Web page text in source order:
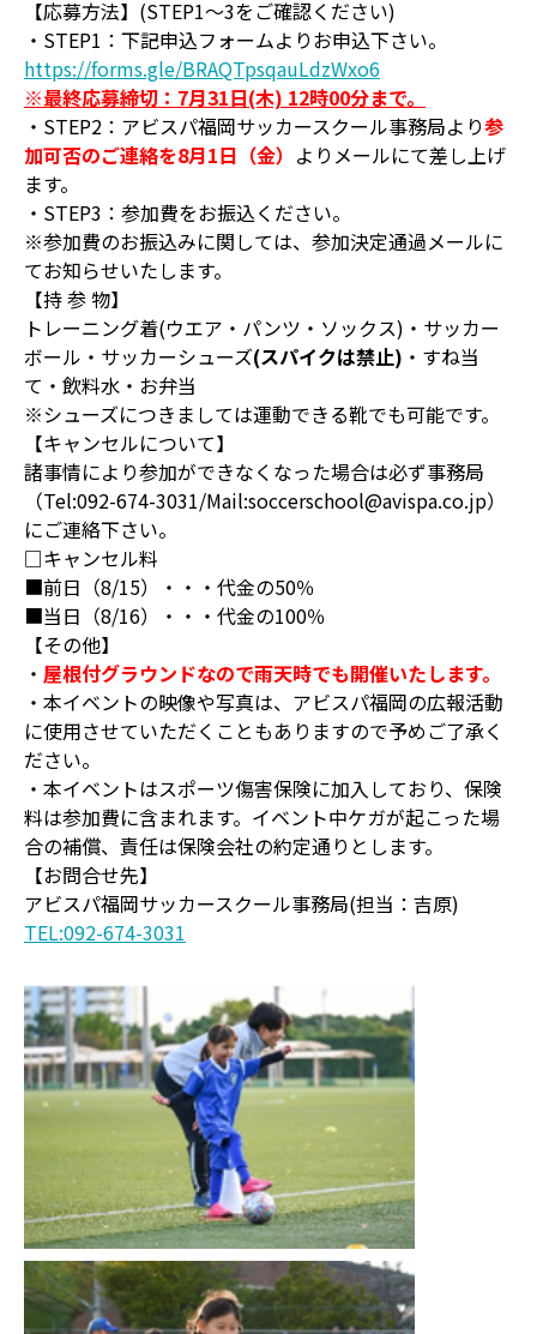
【応募方法】(STEP1～3をご確認ください)
・STEP1：下記申込フォームよりお申込下さい。
https://forms.gle/BRAQTpsqauLdzWxo6
※最終応募締切：7月31日(木) 12時00分まで。
・STEP2：アビスパ福岡サッカースクール事務局より参
加可否のご連絡を8月1日（金） よりメールにて差し上げ
ます。
・STEP3：参加費をお振込ください。
※参加費のお振込みに関しては、参加決定通過メールに
てお知らせいたします。
【持 参 物】
トレーニング着(ウエア・パンツ・ソックス)・サッカー
ボール・サッカーシューズ(スパイクは禁止) ・すね当
て・飲料水・お弁当
※シューズにつきましては運動できる靴でも可能です。
【キャンセルについて】
諸事情により参加ができなくなった場合は必ず事務局
（Tel:092-674-3031/Mail:soccerschool@avispa.co.jp）
にご連絡下さい。
□キャンセル料
■前日（8/15）・・・代金の50％
■当日（8/16）・・・代金の100％
【その他】
・ 屋根付グラウンドなので雨天時でも開催いたします。
・本イベントの映像や写真は、アビスパ福岡の広報活動
に使用させていただくこともありますので予めご了承く
ださい。
・本イベントはスポーツ傷害保険に加入しており、保険
料は参加費に含まれます。イベント中ケガが起こった場
合の補償、責任は保険会社の約定通りとします。
【お問合せ先】
アビスパ福岡サッカースクール事務局(担当：吉原)
TEL:092-674-3031